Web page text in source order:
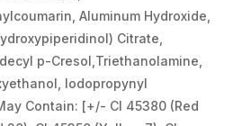
Aluminum Hydroxide,
Citrate,
p-Cresol,Triethanolamine,
Iodopropynyl
Contain: [+/- CI 45380 (Red